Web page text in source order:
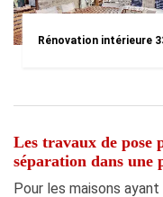
Rénovation intérieure
Les travaux de pose
séparation dans une
Pour les maisons